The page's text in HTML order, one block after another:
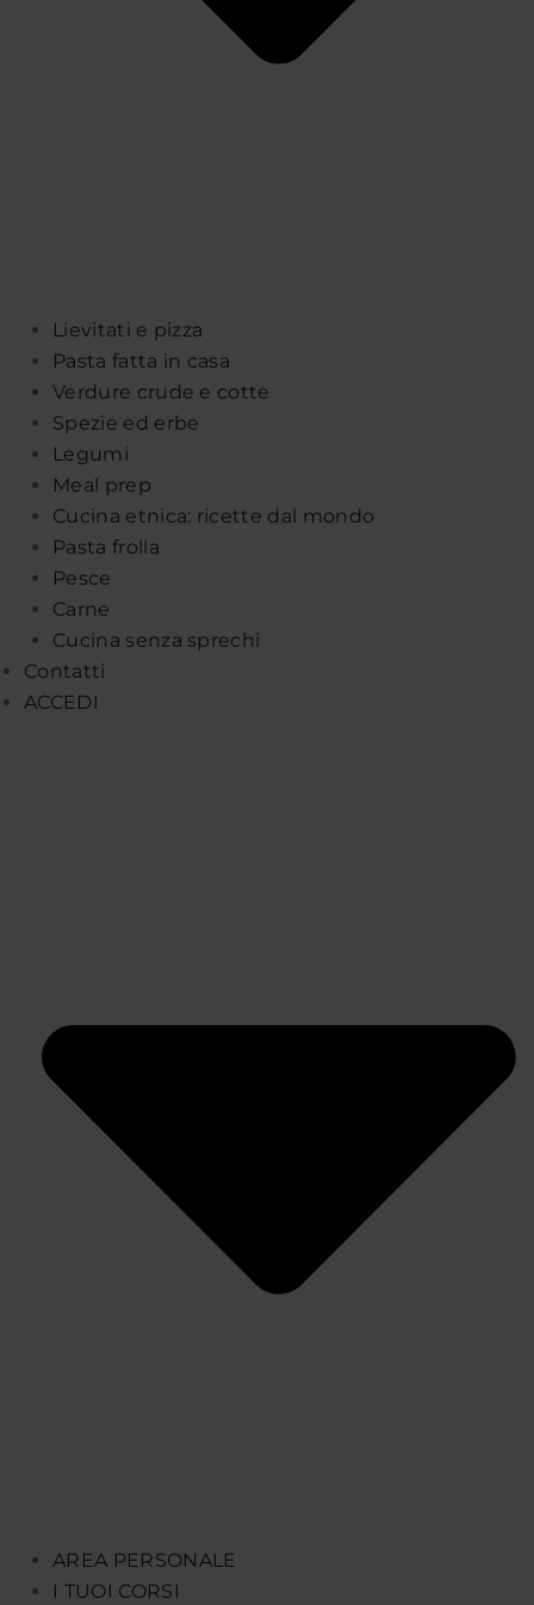
Lievitati e pizza
Pasta fatta in casa
Verdure crude e cotte
Spezie ed erbe
Legumi
Meal prep
Cucina etnica: ricette dal mondo
Pasta frolla
Pesce
Carne
Cucina senza sprechi
Contatti
ACCEDI
AREA PERSONALE
I TUOI CORSI